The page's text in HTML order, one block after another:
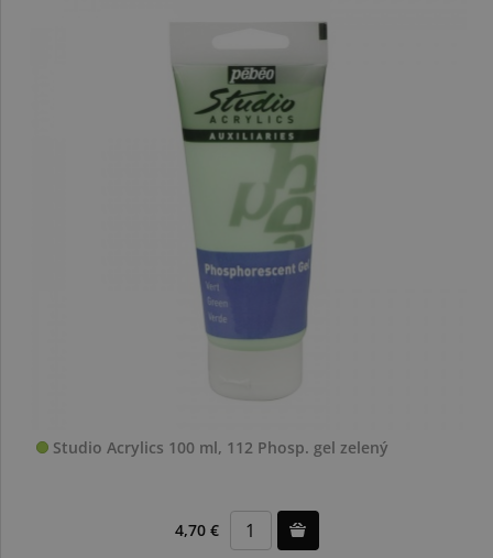
Studio Acrylics 100 ml, 112 Phosp. gel zelený
4,70 €